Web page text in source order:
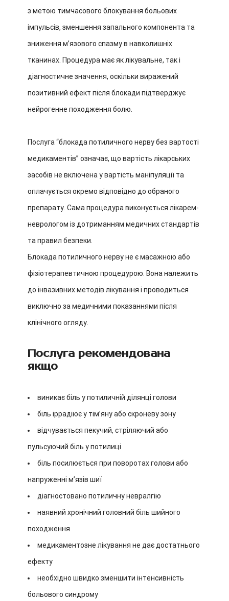
з метою тимчасового блокування больових
імпульсів, зменшення запального компонента та
зниження м’язового спазму в навколишніх
тканинах. Процедура має як лікувальне, так і
діагностичне значення, оскільки виражений
позитивний ефект після блокади підтверджує
нейрогенне походження болю.
Послуга “блокада потиличного нерву без вартості
медикаментів” означає, що вартість лікарських
засобів не включена у вартість маніпуляції та
оплачується окремо відповідно до обраного
препарату. Сама процедура виконується лікарем-
неврологом із дотриманням медичних стандартів
та правил безпеки.
Блокада потиличного нерву не є масажною або
фізіотерапевтичною процедурою. Вона належить
до інвазивних методів лікування і проводиться
виключно за медичними показаннями після
клінічного огляду.
Послуга рекомендована
якщо
виникає біль у потиличній ділянці голови
біль іррадіює у тім’яну або скроневу зону
відчувається пекучий, стріляючий або
пульсуючий біль у потилиці
біль посилюється при поворотах голови або
напруженні м’язів шиї
діагностовано потиличну невралгію
наявний хронічний головний біль шийного
походження
медикаментозне лікування не дає достатнього
ефекту
необхідно швидко зменшити інтенсивність
больового синдрому